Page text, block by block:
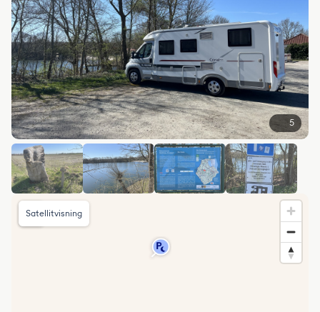
5
Satellitvisning